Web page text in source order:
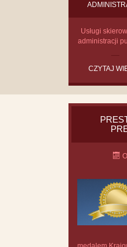
Usługi
administracji
CZYTAJ